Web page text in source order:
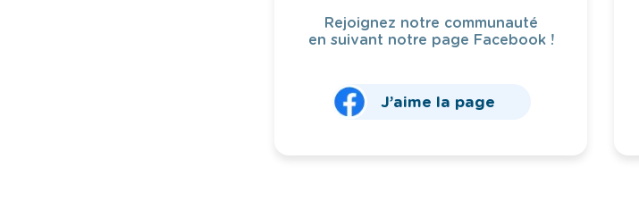
Rejoignez notre communauté
en suivant notre page Facebook !
J’aime la page